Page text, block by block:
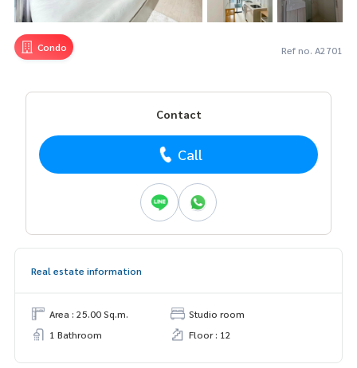
Condo Ref no. A2701
Contact
Call
Real estate information
Area : 25.00 Sq.m.
Studio room
1 Bathroom
Floor : 12